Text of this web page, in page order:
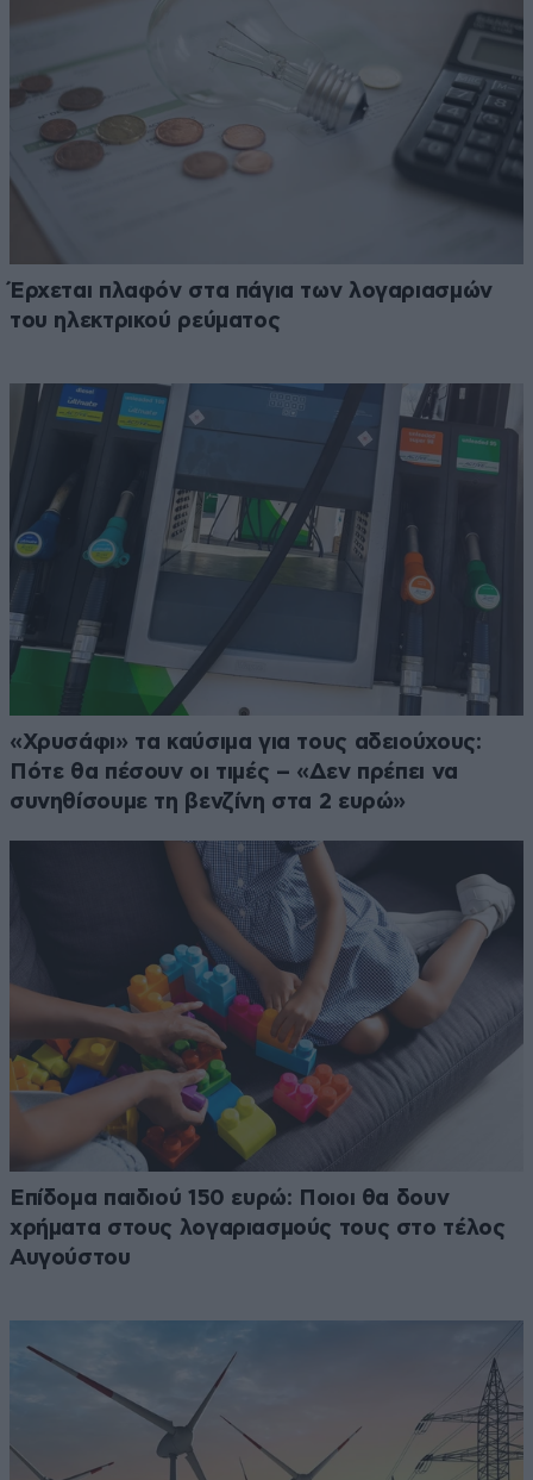
Έρχεται πλαφόν στα πάγια των λογαριασμών
του ηλεκτρικού ρεύματος
«Χρυσάφι» τα καύσιμα για τους αδειούχους:
Πότε θα πέσουν οι τιμές – «Δεν πρέπει να
συνηθίσουμε τη βενζίνη στα 2 ευρώ»
Επίδομα παιδιού 150 ευρώ: Ποιοι θα δουν
χρήματα στους λογαριασμούς τους στο τέλος
Αυγούστου